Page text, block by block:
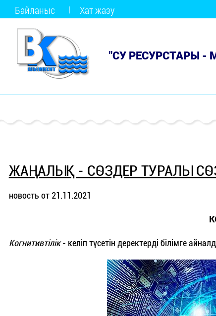
Байланыс Хат жазу
"СУ РЕСУРСТАРЫ -
ЖАҢАЛЫҚ - СӨЗДЕР ТУРАЛЫ
новость от 21.11.2021
Когнитивтілік- келіп түсетін деректерді білімге